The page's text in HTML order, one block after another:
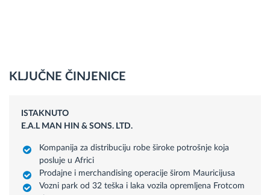
KLJUČNE ČINJENICE
ISTAKNUTO
E.A.L MAN HIN & SONS. LTD.
Kompanija za distribuciju robe široke potrošnje koja
posluje u Africi
Prodajne i merchandising operacije širom Mauricijusa
Vozni park od 32 teška i laka vozila opremljena Frotcom